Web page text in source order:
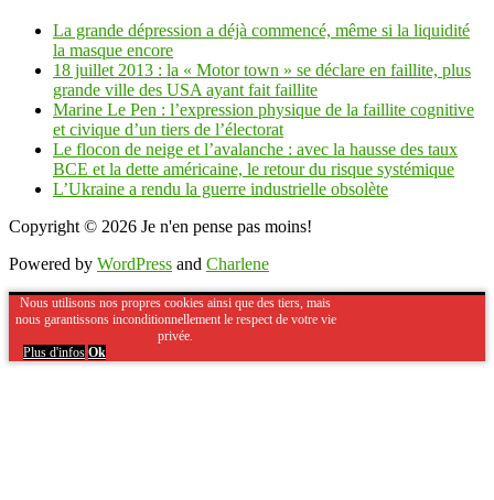
La grande dépression a déjà commencé, même si la liquidité
la masque encore
18 juillet 2013 : la « Motor town » se déclare en faillite, plus
grande ville des USA ayant fait faillite
Marine Le Pen : l’expression physique de la faillite cognitive
et civique d’un tiers de l’électorat
Le flocon de neige et l’avalanche : avec la hausse des taux
BCE et la dette américaine, le retour du risque systémique
L’Ukraine a rendu la guerre industrielle obsolète
Copyright © 2026 Je n'en pense pas moins!
Powered by WordPress and Charlene
Nous utilisons nos propres cookies ainsi que des tiers, mais
nous garantissons inconditionnellement le respect de votre vie
privée.
Plus d'infos Ok